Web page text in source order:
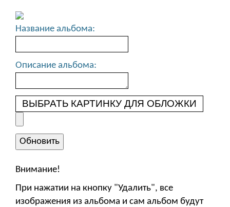
Название альбома:
Описание альбома:
ВЫБРАТЬ КАРТИНКУ ДЛЯ ОБЛОЖКИ
Внимание!
При нажатии на кнопку "Удалить", все
изображения из альбома и сам альбом будут